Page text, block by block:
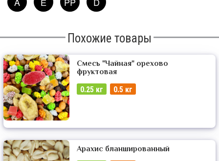
Похожие товары
Смесь "Чайная" орехово
фруктовая
0.25 кг 0.5 кг
Арахис бланшированный